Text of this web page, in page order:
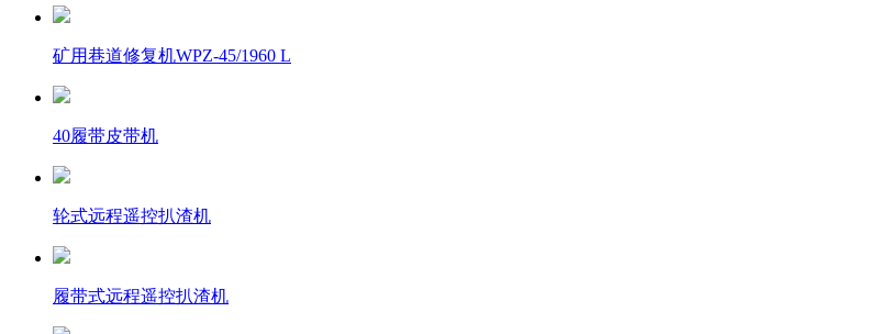
矿用巷道修复机WPZ-45/1960 L
40履带皮带机
轮式远程遥控扒渣机
履带式远程遥控扒渣机